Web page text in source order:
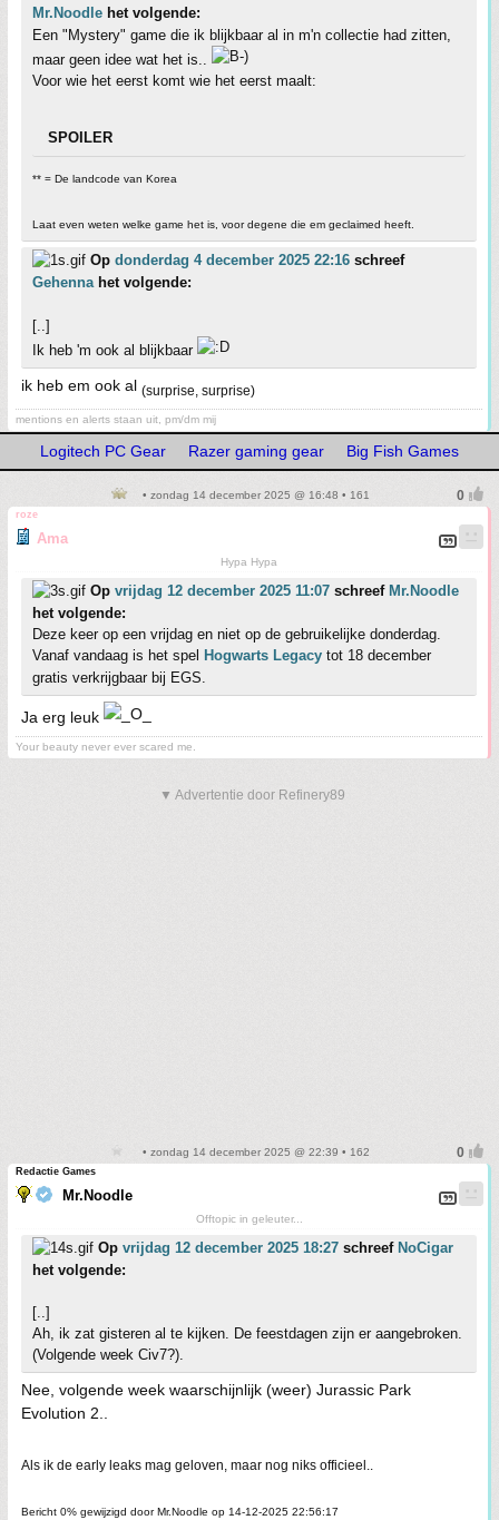
Mr.Noodle het volgende:
Een "Mystery" game die ik blijkbaar al in m'n collectie had zitten,
maar geen idee wat het is..
Voor wie het eerst komt wie het eerst maalt:
SPOILER
** = De landcode van Korea
Laat even weten welke game het is, voor degene die em geclaimed heeft.
Op donderdag 4 december 2025 22:16 schreef
Gehenna het volgende:
[..]
Ik heb 'm ook al blijkbaar
ik heb em ook al (surprise, surprise)
mentions en alerts staan uit, pm/dm mij
Logitech PC Gear Razer gaming gear Big Fish Games
• zondag 14 december 2025 @ 16:48 • 161
roze
Ama
Hypa Hypa
Op vrijdag 12 december 2025 11:07 schreef Mr.Noodle
het volgende:
Deze keer op een vrijdag en niet op de gebruikelijke donderdag.
Vanaf vandaag is het spel Hogwarts Legacy tot 18 december
gratis verkrijgbaar bij EGS.
Ja erg leuk
Your beauty never ever scared me.
▼ Advertentie door Refinery89
• zondag 14 december 2025 @ 22:39 • 162
Redactie Games
Mr.Noodle
Offtopic in geleuter...
Op vrijdag 12 december 2025 18:27 schreef NoCigar
het volgende:
[..]
Ah, ik zat gisteren al te kijken. De feestdagen zijn er aangebroken.
(Volgende week Civ7?).
Nee, volgende week waarschijnlijk (weer) Jurassic Park
Evolution 2..
Als ik de early leaks mag geloven, maar nog niks officieel..
Bericht 0% gewijzigd door Mr.Noodle op 14-12-2025 22:56:17